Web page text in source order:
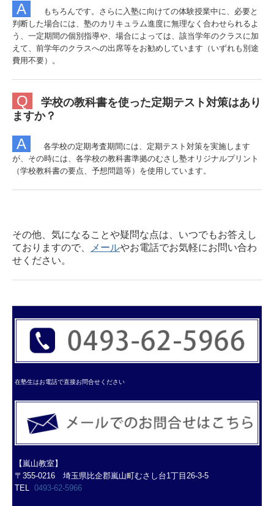
A
もちろんです。さらに入塾に向けての体験授業中に、必要と
判断した場合には、塾のカリキュラム進度に無理なく合わせられるよ
う、一定期間の個別指導や、場合によっては、該当学年のクラスに加
えて、前学年のクラスへの出席等をお勧めしています（いずれも別途
費用不要）。
Q
学校の教科書を使った定期テスト対策はあり
ますか？
A
各学校の定期考査期間には、定期テスト対策を実施します
が、その時には、各学校の教科書準拠のむさし塾オリジナルプリント
（学校教科書の要点、予想問題等）を使用しています。
その他、気になることや疑問な点は、いつでもお答えし
ておりますので、
メールやお電話でお気軽にお問い合わ
せください。
在塾生はお電話で直接お問合せください
【嵐山教室】
〒355-0216 埼玉県比企郡嵐山町むさし台1丁目26-3-5
TEL0493-62-5966